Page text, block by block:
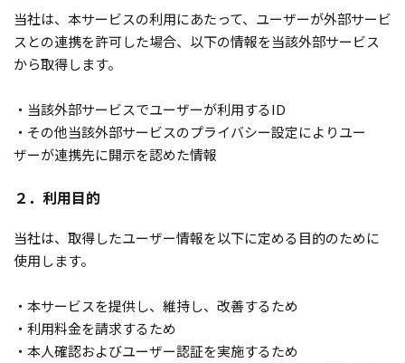
当社は、本サービスの利用にあたって、ユーザーが外部サービ
スとの連携を許可した場合、以下の情報を当該外部サービス
から取得します。
・当該外部サービスでユーザーが利用するID
・その他当該外部サービスのプライバシー設定によりユー
ザーが連携先に開示を認めた情報
２．利用目的
当社は、取得したユーザー情報を以下に定める目的のために
使用します。
・本サービスを提供し、維持し、改善するため
・利用料金を請求するため
・本人確認およびユーザー認証を実施するため